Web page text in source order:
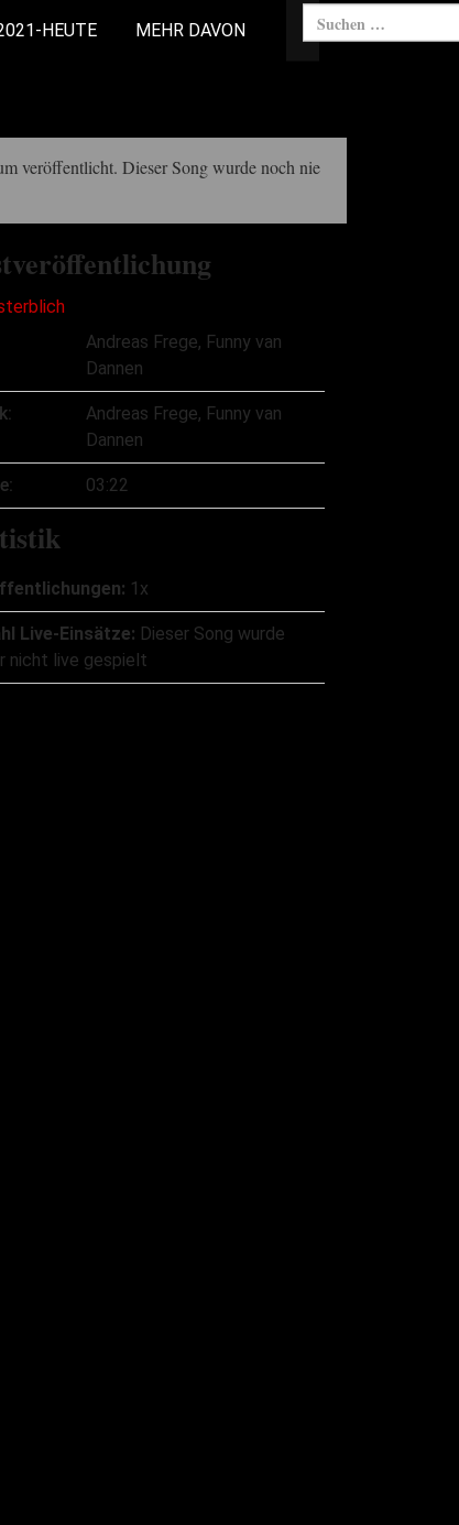
HEUTE MEHR DAVON
veröffentlicht. Dieser Song wurde noch nie
Andreas Frege, Funny van
Dannen
Andreas Frege, Funny van
Dannen
03:22
1x
Live-Einsätze: Dieser Song wurde
nicht live gespielt